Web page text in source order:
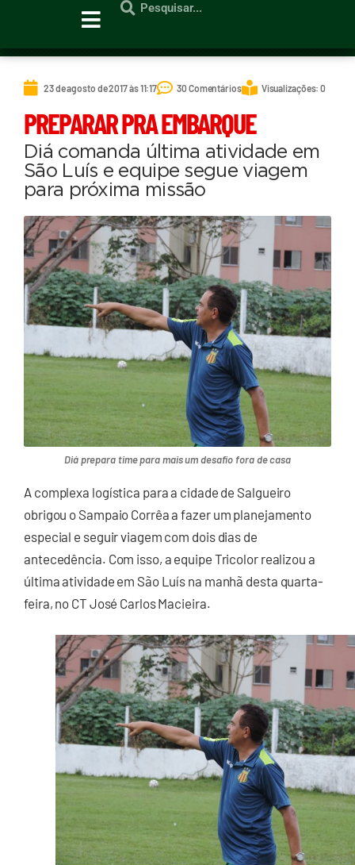
23 de agosto de 2017 às 11:17 30 Comentários Visualizações: 0
PREPARAR PRA EMBARQUE
Diá comanda última atividade em
São Luís e equipe segue viagem
para próxima missão
Diá prepara time para mais um desafio fora de casa
A complexa logística para a cidade de Salgueiro
obrigou o Sampaio Corrêa a fazer um planejamento
especial e seguir viagem com dois dias de
antecedência. Com isso, a equipe Tricolor realizou a
última atividade em São Luís na manhã desta quarta-
feira, no CT José Carlos Macieira.